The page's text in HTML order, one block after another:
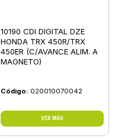
10190 CDI DIGITAL DZE
HONDA TRX 450R/TRX
450ER (C/AVANCE ALIM. A
MAGNETO)
Código: 020010070042
VER MÁS